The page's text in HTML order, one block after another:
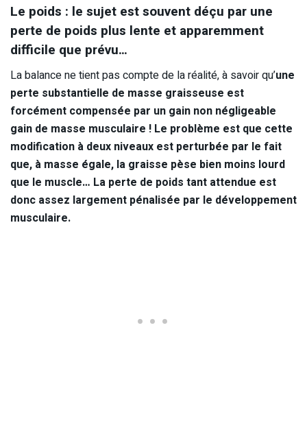
Le poids : le sujet est souvent déçu par une
perte de poids plus lente et apparemment
difficile que prévu…
La balance ne tient pas compte de la réalité, à savoir qu’une
perte substantielle de masse graisseuse est
forcément compensée par un gain non négligeable
gain de masse musculaire ! Le problème est que cette
modification à deux niveaux est perturbée par le fait
que, à masse égale, la graisse pèse bien moins lourd
que le muscle… La perte de poids tant attendue est
donc assez largement pénalisée par le développement
musculaire.